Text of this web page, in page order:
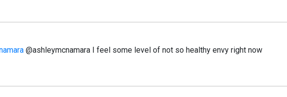
@ashleymcnamara I feel some level of not so healthy envy right now